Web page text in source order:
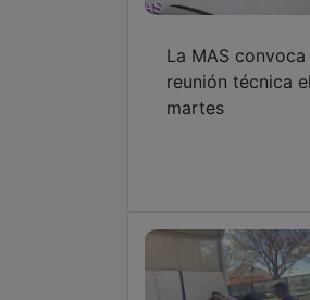
La MAS convoca
reunión técnica
martes